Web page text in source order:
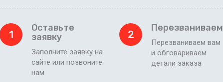
1
Оставьте
заявку
Заполните заявку на
сайте или позвоните
нам
2
Перезваниваем
Перезваниваем вам
и обговариваем
детали заказа